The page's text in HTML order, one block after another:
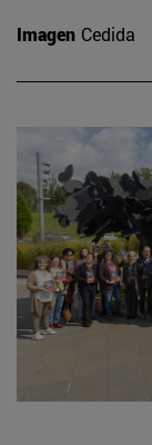
Imagen Cedida